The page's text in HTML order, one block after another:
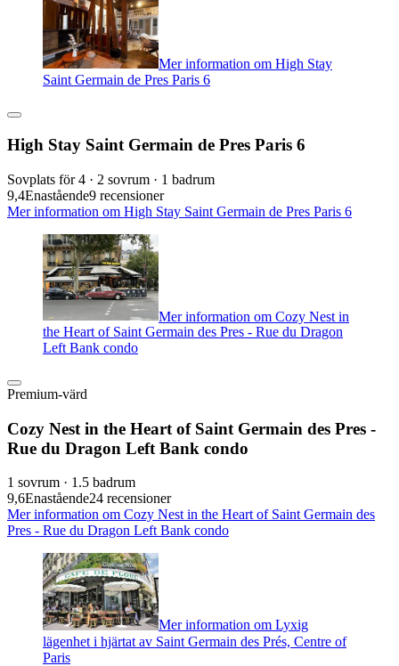
Mer information om High Stay
Saint Germain de Pres Paris 6
High Stay Saint Germain de Pres Paris 6
Sovplats för 4 · 2 sovrum · 1 badrum
9,4Enastående9 recensioner
Mer information om High Stay Saint Germain de Pres Paris 6
Mer information om Cozy Nest in
the Heart of Saint Germain des Pres - Rue du Dragon
Left Bank condo
Premium-värd
Cozy Nest in the Heart of Saint Germain des Pres -
Rue du Dragon Left Bank condo
1 sovrum · 1.5 badrum
9,6Enastående24 recensioner
Mer information om Cozy Nest in the Heart of Saint Germain des
Pres - Rue du Dragon Left Bank condo
Mer information om Lyxig
lägenhet i hjärtat av Saint Germain des Prés, Centre of
Paris